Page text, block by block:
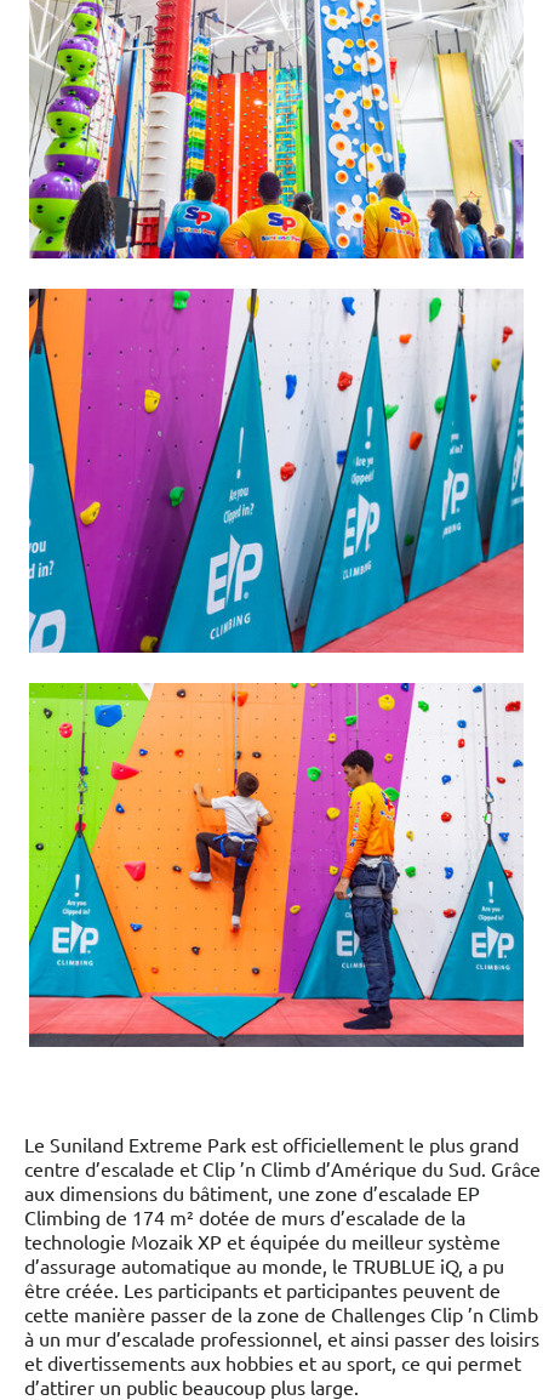
Le Suniland Extreme Park est officiellement le plus grand
centre d’escalade et Clip ’n Climb d’Amérique du Sud. Grâce
aux dimensions du bâtiment, une zone d’escalade EP
Climbing de 174 m² dotée de murs d’escalade de la
technologie Mozaik XP et équipée du meilleur système
d’assurage automatique au monde, le TRUBLUE iQ, a pu
être créée. Les participants et participantes peuvent de
cette manière passer de la zone de Challenges Clip ’n Climb
à un mur d’escalade professionnel, et ainsi passer des loisirs
et divertissements aux hobbies et au sport, ce qui permet
d’attirer un public beaucoup plus large.